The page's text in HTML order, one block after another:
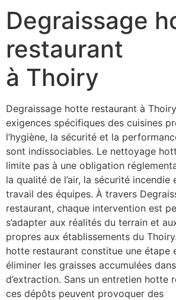
Degraissage
restaurant
à Thoiry
Degraissage hotte restaurant à
exigences spécifiques des cuisines
l’hygiène, la sécurité et la
sont indissociables. Le nettoyage
limite pas à une obligation
la qualité de l’air, la sécurité
travail des équipes. À travers
restaurant, chaque intervention est
s’adapter aux réalités du terrain et
propres aux établissements du
hotte restaurant constitue une étape
éliminer les graisses accumulées
d’extraction. Sans un entretien hotte
ces dépôts peuvent provoquer des